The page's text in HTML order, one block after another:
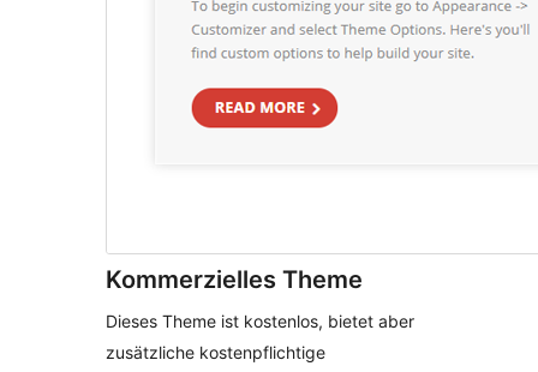
Kommerzielles Theme
Dieses Theme ist kostenlos, bietet aber
zusätzliche kostenpflichtige